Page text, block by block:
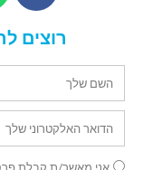
רוצים